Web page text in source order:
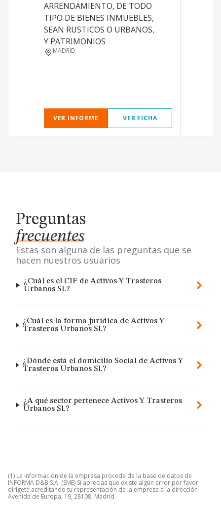
ARRENDAMIENTO, DE TODO
TIPO DE BIENES INMUEBLES,
SEAN RUSTICOS O URBANOS,
Y PATRIMONIOS
MADRID
VER INFORME VER FICHA
Preguntas
frecuentes
Estas son alguna de las preguntas que se
hacen nuestros usuarios
¿Cuál es el CIF de Activos Y Trasteros
Urbanos Sl.?
¿Cuál es la forma jurídica de Activos Y
Trasteros Urbanos Sl.?
¿Dónde está el domicilio Social de Activos Y
Trasteros Urbanos Sl.?
¿A qué sector pertenece Activos Y Trasteros
Urbanos Sl.?
(1) La información de la empresa procede de la base de datos de
INFORMA D&B S.A. (SME) Si aprecias que existe algún error por favor
dirígete acreditando tu representación de la empresa a la dirección
Avenida de Europa, 19, 28108, Madrid.